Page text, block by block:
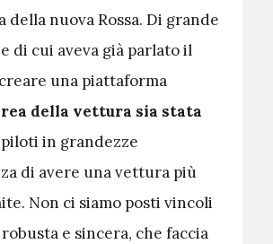
nuova Rossa. Di grande
di cui aveva già parlato il
una piattaforma
della vettura sia stata
in grandezze
di avere una vettura più
Non ci siamo posti vincoli
e sincera, che faccia